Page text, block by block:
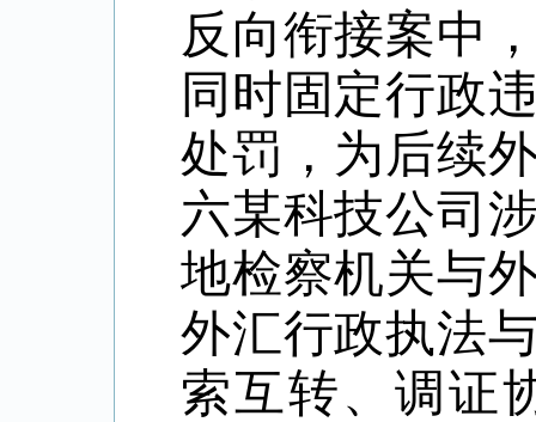
反向衔接案中
同时固定行政
处罚，为后续
六某科技公司
地检察机关与
外汇行政执法
索互转、调证